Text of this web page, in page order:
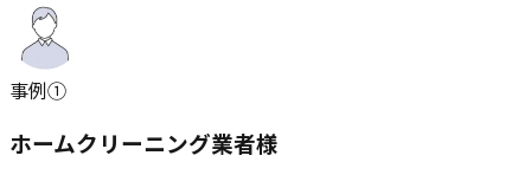
事例①
ホームクリーニング業者様